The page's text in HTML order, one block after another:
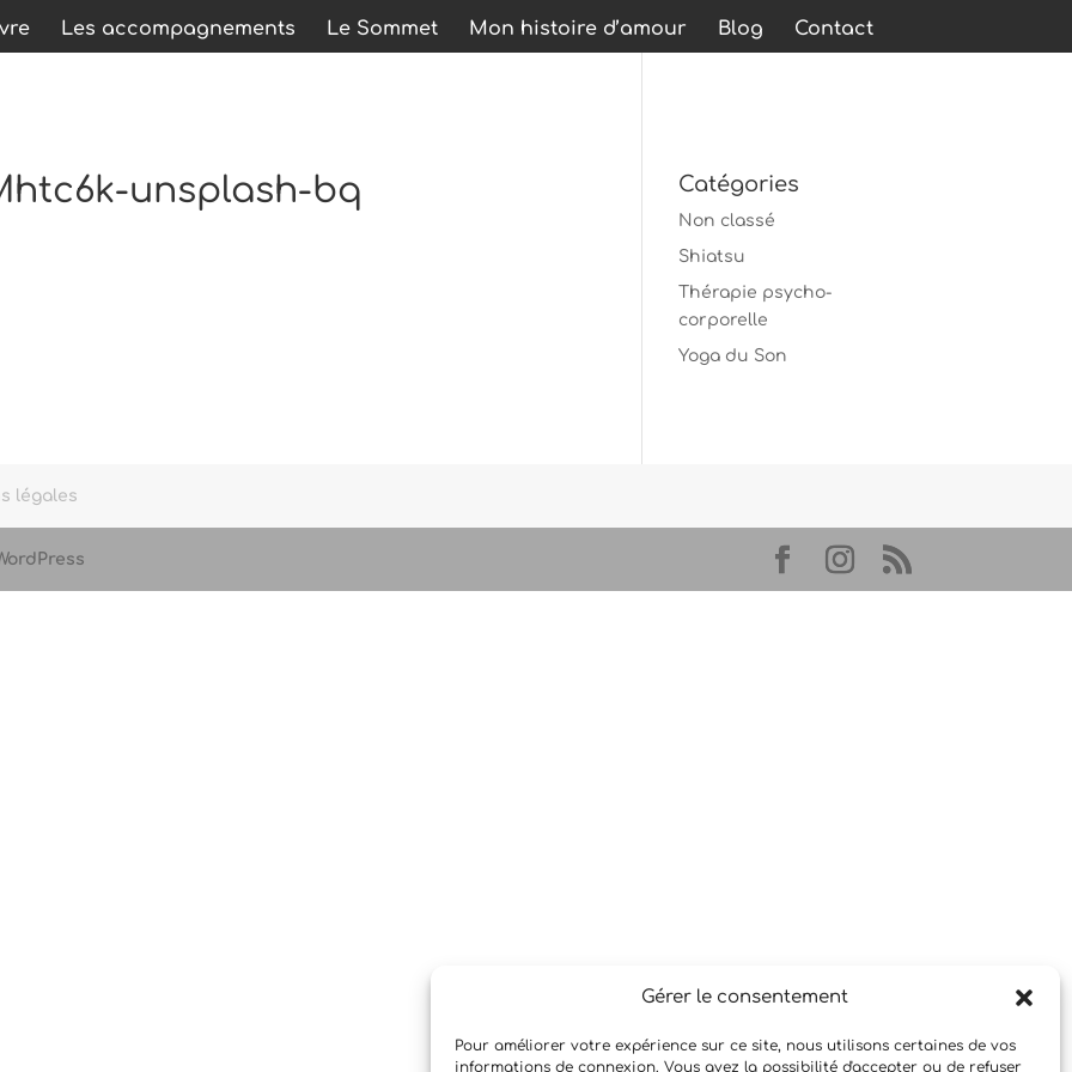
Gérer le consentement
Pour améliorer votre expérience sur ce site, nous utilisons certaines de vos
informations de connexion. Vous avez la possibilité d'accepter ou de refuser
Les accompagnements Le Sommet Mon histoire d’amour Blog Contact
unsplash-bq Catégories
Non classé
Shiatsu
Thérapie psycho-
corporelle
Yoga du Son
légales